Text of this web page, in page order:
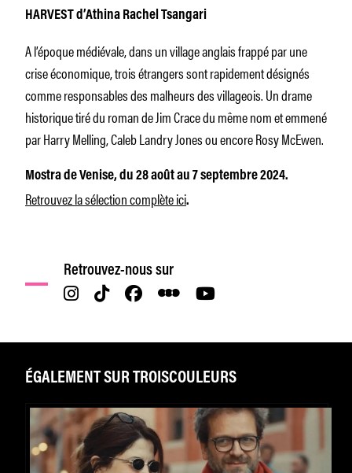
HARVEST d’Athina Rachel Tsangari
A l’époque médiévale, dans un village anglais frappé par une
crise économique, trois étrangers sont rapidement désignés
comme responsables des malheurs des villageois. Un drame
historique tiré du roman de Jim Crace du même nom et emmené
par Harry Melling, Caleb Landry Jones ou encore Rosy McEwen.
Mostra de Venise, du 28 août au 7 septembre 2024.
Retrouvez la sélection complète ici.
Retrouvez-nous sur
ÉGALEMENT SUR TROISCOULEURS